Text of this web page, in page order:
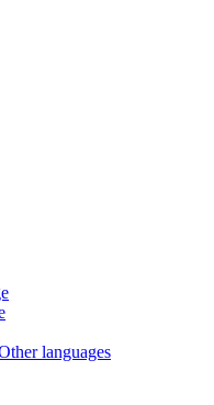
languages